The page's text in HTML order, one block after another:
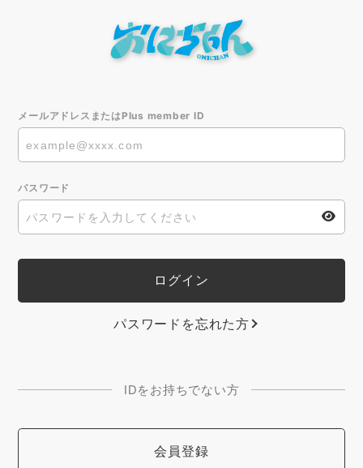
メールアドレスまたはPlus member ID
パスワード
パスワードを忘れた方
IDをお持ちでない方
会員登録